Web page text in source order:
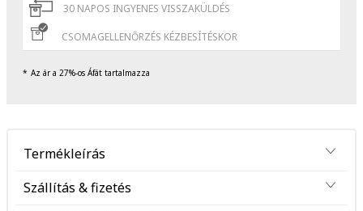
30 NAPOS INGYENES VISSZAKÜLDÉS
CSOMAGELLENŐRZÉS KÉZBESÍTÉSKOR
Az ár a 27%-os Áfát tartalmazza
Termékleírás
Szállítás & fizetés